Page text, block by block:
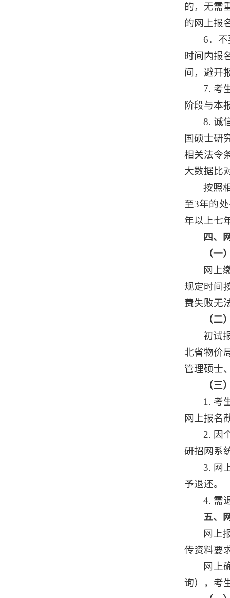
的，无需
的网上报
6．
时间内报
间，避开
7. 考
阶段与本
8. 诚
国硕士研
相关法令
大数据比
按照
至3年的
年以上七
四、
（一
网上
规定时间
费失败无
（二
初试
北省物价
管理硕士
（三
1. 考
网上报名
2. 因
研招网系
3. 网
予退还。
4. 需
五、
网上
传资料要
网上
询），考